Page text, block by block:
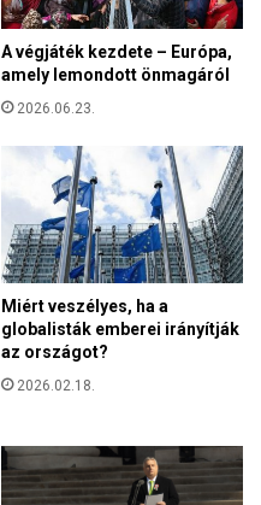
A végjáték kezdete – Európa,
amely lemondott önmagáról
2026.06.23.
Miért veszélyes, ha a
globalisták emberei irányítják
az országot?
2026.02.18.